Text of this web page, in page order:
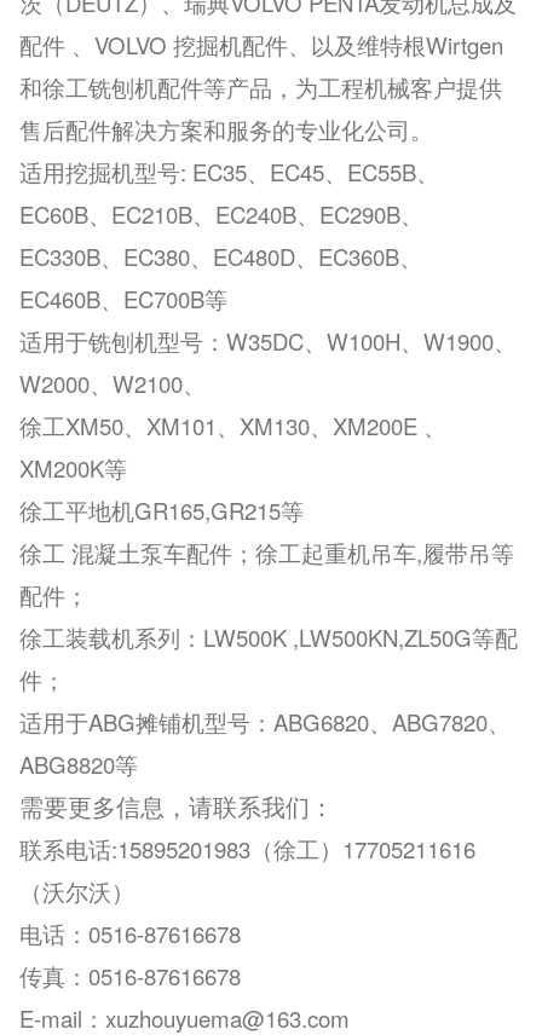
配件 、VOLVO 挖掘机配件、以及维特根Wirtgen
和徐工铣刨机配件等产品，为工程机械客户提供
售后配件解决方案和服务的专业化公司。
适用挖掘机型号: EC35、EC45、EC55B、
EC60B、EC210B、EC240B、EC290B、
EC330B、EC380、EC480D、EC360B、
EC460B、EC700B等
适用于铣刨机型号：W35DC、W100H、W1900、
W2000、W2100、
徐工XM50、XM101、XM130、XM200E 、
XM200K等
徐工平地机GR165,GR215等
徐工 混凝土泵车配件；徐工起重机吊车,履带吊等
配件；
徐工装载机系列：LW500K ,LW500KN,ZL50G等配
件；
适用于ABG摊铺机型号：ABG6820、ABG7820、
ABG8820等
需要更多信息，请联系我们：
联系电话:15895201983（徐工） 17705211616
（沃尔沃）
电话： 0516-87616678
传真： 0516-87616678
E-mail： xuzhouyuema@163.com